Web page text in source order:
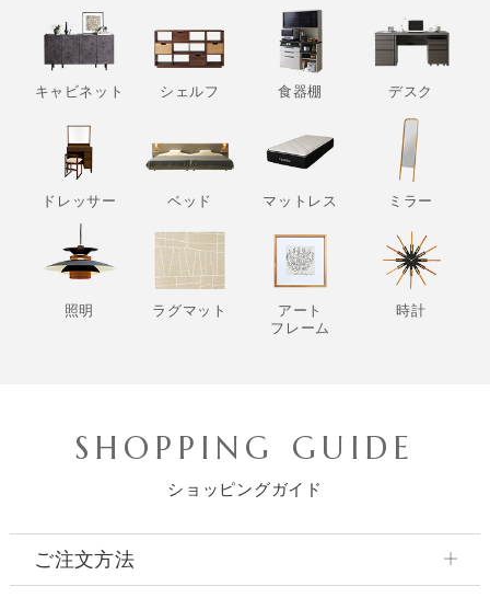
キャビネット シェルフ 食器棚 デスク
ドレッサー ベッド マットレス ミラー
照明 ラグマット
アート
フレーム
時計
SHOPPING GUIDE
ショッピングガイド
ご注文方法